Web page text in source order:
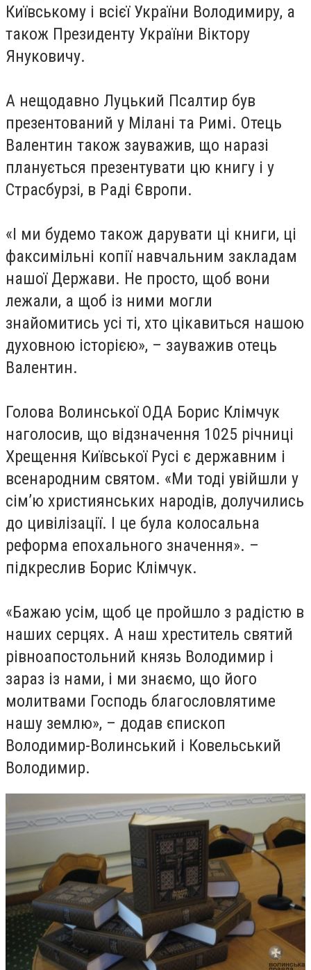
Київському і всієї України Володимиру, а
також Президенту України Віктору
Януковичу.
А нещодавно Луцький Псалтир був
презентований у Мілані та Римі. Отець
Валентин також зауважив, що наразі
планується презентувати цю книгу і у
Страсбурзі, в Раді Європи.
«І ми будемо також дарувати ці книги, ці
факсимільні копії навчальним закладам
нашої Держави. Не просто, щоб вони
лежали, а щоб із ними могли
знайомитись усі ті, хто цікавиться нашою
духовною історією», – зауважив отець
Валентин.
Голова Волинської ОДА Борис Клімчук
наголосив, що відзначення 1025 річниці
Хрещення Київської Русі є державним і
всенародним святом. «Ми тоді увійшли у
сім’ю християнських народів, долучились
до цивілізації. І це була колосальна
реформа епохального значення». –
підкреслив Борис Клімчук.
«Бажаю усім, щоб це пройшло з радістю в
наших серцях. А наш хреститель святий
рівноапостольний князь Володимир і
зараз із нами, і ми знаємо, що його
молитвами Господь благословлятиме
нашу землю», – додав єпископ
Володимир-Волинський і Ковельський
Володимир.